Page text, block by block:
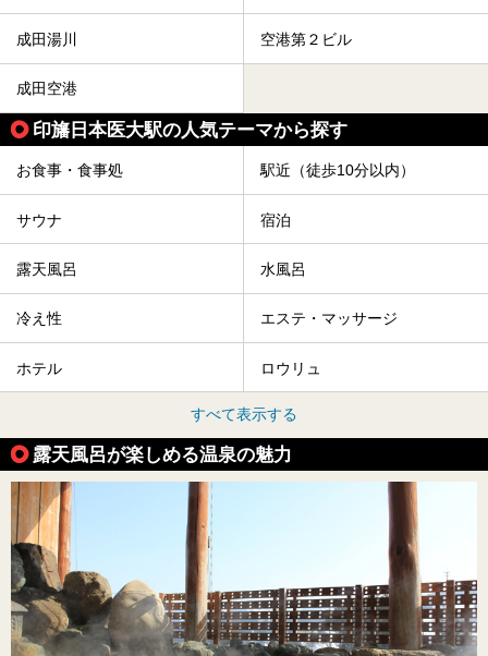
成田湯川 空港第２ビル
成田空港
印旛日本医大駅の人気テーマから探す
お食事・食事処 駅近（徒歩10分以内）
サウナ 宿泊
露天風呂 水風呂
冷え性 エステ・マッサージ
ホテル ロウリュ
すべて表示する
露天風呂が楽しめる温泉の魅力